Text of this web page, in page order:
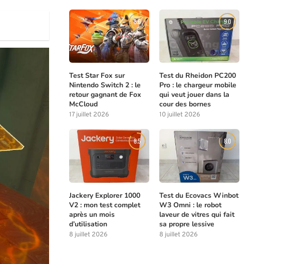
8.0
Test Star Fox sur
Nintendo Switch 2 : le
retour gagnant de Fox
McCloud
17 juillet 2026
9.0
Test du Rheidon PC200
Pro : le chargeur mobile
qui veut jouer dans la
cour des bornes
10 juillet 2026
8.5
Jackery Explorer 1000
V2 : mon test complet
après un mois
d’utilisation
8 juillet 2026
8.0
Test du Ecovacs Winbot
W3 Omni : le robot
laveur de vitres qui fait
sa propre lessive
8 juillet 2026